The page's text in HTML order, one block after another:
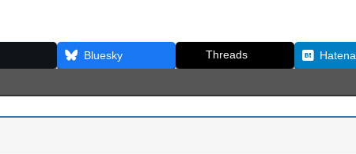
Bluesky Threads Hatena